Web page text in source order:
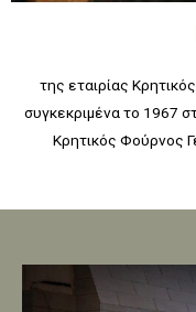
της εταιρίας
συγκεκριμένα το 1967
Κρητικός Φούρνος